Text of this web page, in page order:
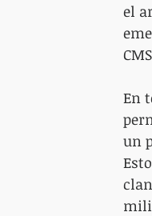
el
En
un